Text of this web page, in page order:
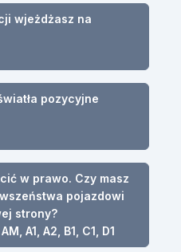
wjeżdżasz na
pozycyjne
w prawo. Czy masz
pojazdowi
strony?
A1, A2, B1, C1, D1